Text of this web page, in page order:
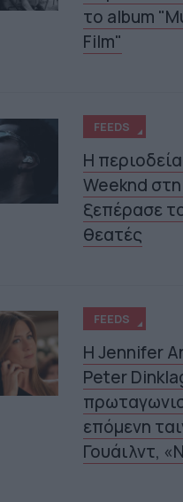
ΑΠΌΛΥΤΟ «ΌΠΛΟ»
το album
Film"
FEEDS
Η
Weeknd στη
ξεπέρασε
θεατές
FEEDS
Η Jennifer
Peter
επόμενη
Γουάιλντ,